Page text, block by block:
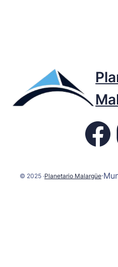
Fb page Planetario
© 2025 ·Planetario Malargüe·